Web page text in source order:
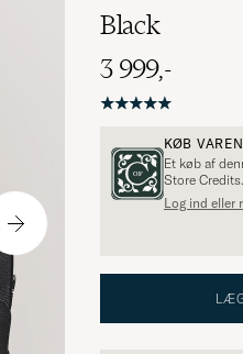
Black
3 999,-
KØB
Et køb af
Store Credits.
Log ind eller